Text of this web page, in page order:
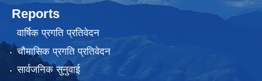
Reports
वार्षिक प्रगति प्रतिवेदन
चौमासिक प्रगति प्रतिवेदन
सार्वजनिक सुनुवाई